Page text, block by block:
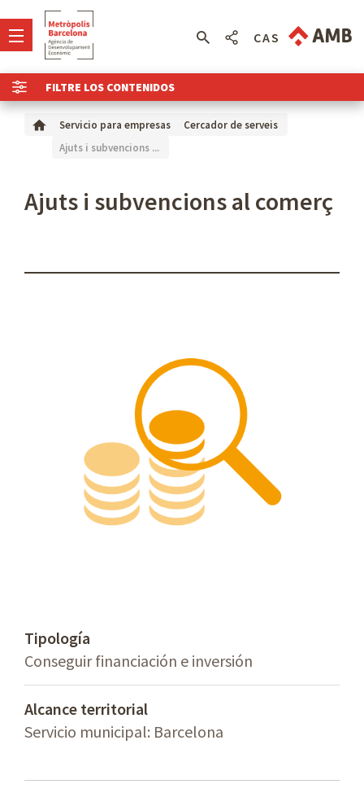
FILTRE LOS CONTENIDOS
CAS
Servicio para empresas
Cercador de serveis
Ajuts i subvencions ...
Ajuts i subvencions al comerç
Tipología
Conseguir financiación e inversión
Alcance territorial
Servicio municipal: Barcelona